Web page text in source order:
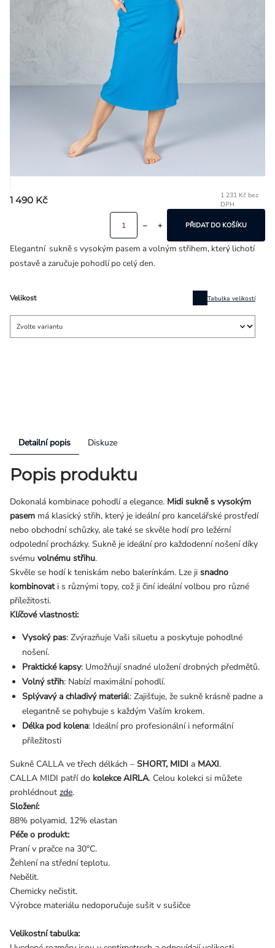
1 490 Kč
1 231 Kč bez
DPH
Velikost Tabulka velikostí
PŘIDAT DO KOŠÍKU
Elegantní sukně s vysokým pasem a volným střihem, který lichotí
postavě a zaručuje pohodlí po celý den.
Detailní popis Diskuze
Popis produktu
Dokonalá kombinace pohodlí a elegance. Midi sukně s vysokým
pasem má klasický střih, který je ideální pro kancelářské prostředí
nebo obchodní schůzky, ale také se skvěle hodí pro ležérní
odpolední procházky. Sukně je ideální pro každodenní nošení díky
svému volnému střihu.
Skvěle se hodí k teniskám nebo balerínkám. Lze ji snadno
kombinovati s různými topy, což ji činí ideální volbou pro různé
příležitosti.
Klíčové vlastnosti:
Vysoký pas: Zvýrazňuje Vaši siluetu a poskytuje pohodlné
nošení.
Praktické kapsy: Umožňují snadné uložení drobných předmětů.
Volný střih: Nabízí maximální pohodlí.
Splývavý a chladivý materiál: Zajišťuje, že sukně krásně padne a
elegantně se pohybuje s každým Vaším krokem.
Délka pod kolena: Ideální pro profesionální i neformální
příležitosti
Sukně CALLA ve třech délkách – SHORT, MIDI a MAXI.
CALLA MIDI patří do kolekce AIRLA. Celou kolekci si můžete
prohlédnout zde.
Složení:
88% polyamid, 12% elastan
Péče o produkt:
Praní v pračce na 30°C.
Žehlení na střední teplotu.
Nebělit.
Chemicky nečistit.
Výrobce materiálu nedoporučuje sušit v sušičce
Velikostní tabulka: